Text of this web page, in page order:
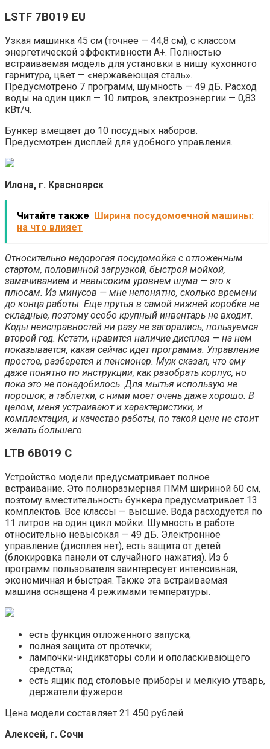
LSTF 7B019 EU
Узкая машинка 45 см (точнее — 44,8 см), с классом
энергетической эффективности А+. Полностью
встраиваемая модель для установки в нишу кухонного
гарнитура, цвет — «нержавеющая сталь».
Предусмотрено 7 программ, шумность — 49 дБ. Расход
воды на один цикл — 10 литров, электроэнергии — 0,83
кВт/ч.
Бункер вмещает до 10 посудных наборов.
Предусмотрен дисплей для удобного управления.
Илона, г. Красноярск
Читайте также Ширина посудомоечной машины:
на что влияет
Относительно недорогая посудомойка с отложенным
стартом, половинной загрузкой, быстрой мойкой,
замачиванием и невысоким уровнем шума — это к
плюсам. Из минусов — мне непонятно, сколько времени
до конца работы. Еще прутья в самой нижней коробке не
складные, поэтому особо крупный инвентарь не входит.
Коды неисправностей ни разу не загорались, пользуемся
второй год. Кстати, нравится наличие дисплея — на нем
показывается, какая сейчас идет программа. Управление
простое, разберется и пенсионер. Муж сказал, что ему
даже понятно по инструкции, как разобрать корпус, но
пока это не понадобилось. Для мытья использую не
порошок, а таблетки, с ними моет очень даже хорошо. В
целом, меня устраивают и характеристики, и
комплектация, и качество работы, по такой цене не стоит
желать большего.
LTB 6B019 C
Устройство модели предусматривает полное
встраивание. Это полноразмерная ПММ шириной 60 см,
поэтому вместительность бункера предусматривает 13
комплектов. Все классы — высшие. Вода расходуется по
11 литров на один цикл мойки. Шумность в работе
относительно невысокая — 49 дБ. Электронное
управление (дисплея нет), есть защита от детей
(блокировка панели от случайного нажатия). Из 6
программ пользователя заинтересует интенсивная,
экономичная и быстрая. Также эта встраиваемая
машина оснащена 4 режимами температуры.
есть функция отложенного запуска;
полная защита от протечки;
лампочки-индикаторы соли и ополаскивающего
средства;
есть ящик под столовые приборы и мелкую утварь,
держатели фужеров.
Цена модели составляет 21 450 рублей.
Алексей, г. Сочи